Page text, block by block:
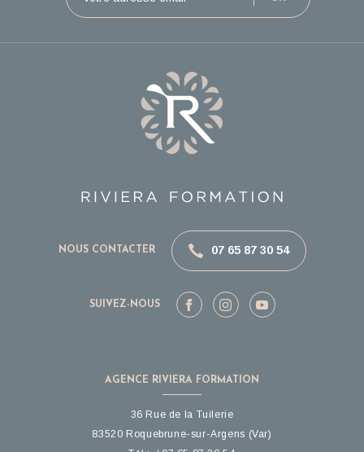
NOUS CONTACTER 07 65 87 30 54
SUIVEZ-NOUS
AGENCE RIVIERA FORMATION
36 Rue de la Tuilerie
83520 Roquebrune-sur-Argens (Var)